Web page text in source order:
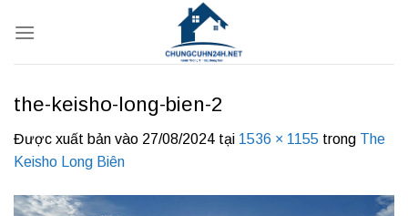
qua
the-keisho-long-bien-2
Được xuất bản vào 27/08/2024 tại 1536 × 1155 trong The
Keisho Long Biên